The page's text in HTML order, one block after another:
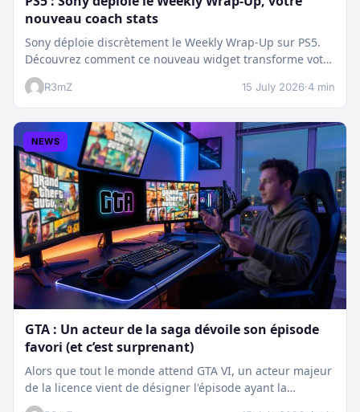
nouveau coach stats
Sony déploie discrètement le Weekly Wrap-Up sur PS5.
Découvrez comment ce nouveau widget transforme votre
dashboard et booste votre suivi…
R3mZ 15 July 2026·4 min
NEWS
GTA : Un acteur de la saga dévoile son épisode
favori (et c’est surprenant)
Alors que tout le monde attend GTA VI, un acteur majeur
de la licence vient de désigner l'épisode ayant la…